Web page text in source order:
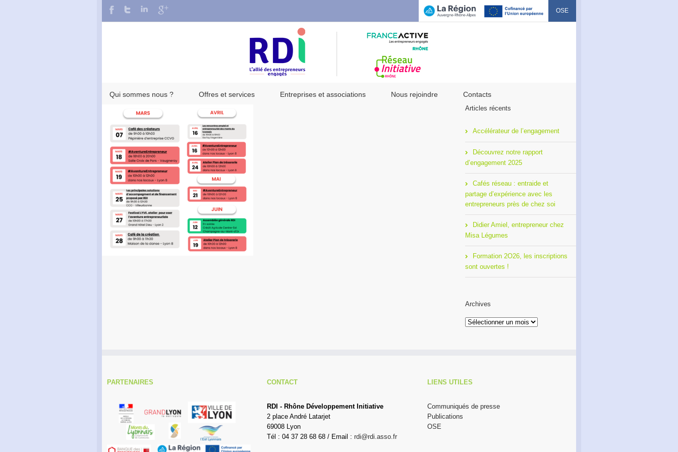
OSE
Qui sommes nous ? Offres et services Entreprises et associations Nous rejoindre Contacts
Articles récents
Accélérateur de l’engagement
Découvrez notre rapport
d’engagement 2025
Cafés réseau : entraide et
partage d’expérience avec les
entrepreneurs près de chez soi
Didier Amiel, entrepreneur chez
Misa Légumes
Formation 2O26, les inscriptions
sont ouvertes !
Archives
Archives
PARTENAIRES CONTACT
RDI - Rhône Développement Initiative
2 place André Latarjet
69008 Lyon
Tél : 04 37 28 68 68 / Email :rdi@rdi.asso.fr
LIENS UTILES
Communiqués de presse
Publications
OSE